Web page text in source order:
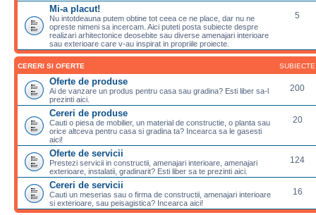
Mi-a placut!
Nu intotdeauna putem obtine tot ceea ce ne place, dar nu ne
opreste nimeni sa incercam. Aici puteti posta subiecte despre
realizari arhitectonice deosebite sau diverse amenajari interioare
sau exterioare care v-au inspirat in propriile proiecte.
5
CERERI SI OFERTE SUBIECTE
Oferte de produse
Ai de vanzare un produs pentru casa sau gradina? Esti liber sa-l
prezinti aici.
200
Cereri de produse
Cauti o piesa de mobilier, un material de constructie, o planta sau
orice altceva pentru casa si gradina ta? Incearca sa le gasesti
aici!
20
Oferte de servicii
Prestezi servicii in constructii, amenajari interioare, amenajari
exterioare, instalatii, gradinarit? Esti liber sa te prezinti aici.
124
Cereri de servicii
Cauti un meserias sau o firma de constructii, amenajari interioare
si exterioare, sau peisagistica? Incearca aici!
16